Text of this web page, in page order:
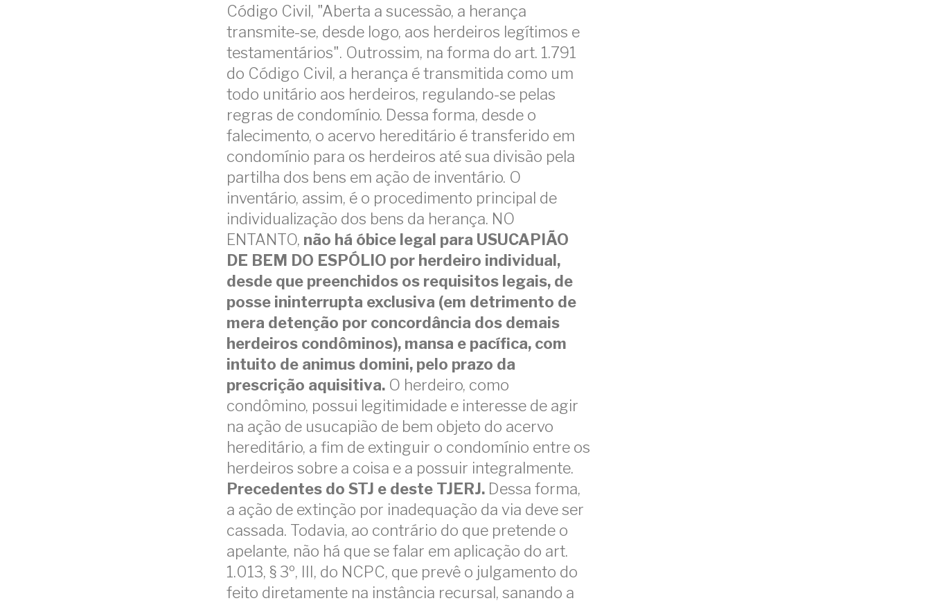
Código Civil, "Aberta a sucessão, a herança
transmite-se, desde logo, aos herdeiros legítimos e
testamentários". Outrossim, na forma do art. 1.791
do Código Civil, a herança é transmitida como um
todo unitário aos herdeiros, regulando-se pelas
regras de condomínio. Dessa forma, desde o
falecimento, o acervo hereditário é transferido em
condomínio para os herdeiros até sua divisão pela
partilha dos bens em ação de inventário. O
inventário, assim, é o procedimento principal de
individualização dos bens da herança. NO
ENTANTO, não há óbice legal para USUCAPIÃO
DE BEM DO ESPÓLIO por herdeiro individual,
desde que preenchidos os requisitos legais, de
posse ininterrupta exclusiva (em detrimento de
mera detenção por concordância dos demais
herdeiros condôminos), mansa e pacífica, com
intuito de animus domini, pelo prazo da
prescrição aquisitiva. O herdeiro, como
condômino, possui legitimidade e interesse de agir
na ação de usucapião de bem objeto do acervo
hereditário, a fim de extinguir o condomínio entre os
herdeiros sobre a coisa e a possuir integralmente.
Precedentes do STJ e deste TJERJ. Dessa forma,
a ação de extinção por inadequação da via deve ser
cassada. Todavia, ao contrário do que pretende o
apelante, não há que se falar em aplicação do art.
1.013, § 3º, III, do NCPC, que prevê o julgamento do
feito diretamente na instância recursal, sanando a